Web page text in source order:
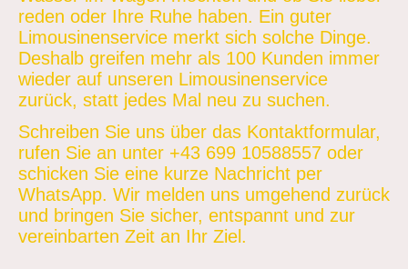
reden oder Ihre Ruhe haben. Ein guter
Limousinenservice merkt sich solche Dinge.
Deshalb greifen mehr als 100 Kunden immer
wieder auf unseren Limousinenservice
zurück, statt jedes Mal neu zu suchen.
Schreiben Sie uns über das Kontaktformular,
rufen Sie an unter +43 699 10588557 oder
schicken Sie eine kurze Nachricht per
WhatsApp. Wir melden uns umgehend zurück
und bringen Sie sicher, entspannt und zur
vereinbarten Zeit an Ihr Ziel.